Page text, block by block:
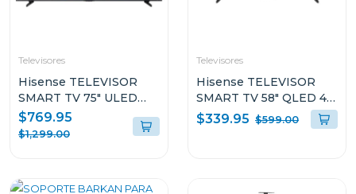
Televisores
Hisense TELEVISOR
SMART TV 75" ULED
MINILED 4K UHD
GOOGLE TV U7ESG
$769.95
$1,299.00
Televisores
Hisense TELEVISOR
SMART TV 58" QLED 4K
UHD VIDAA Q6QV
$339.95 $599.00